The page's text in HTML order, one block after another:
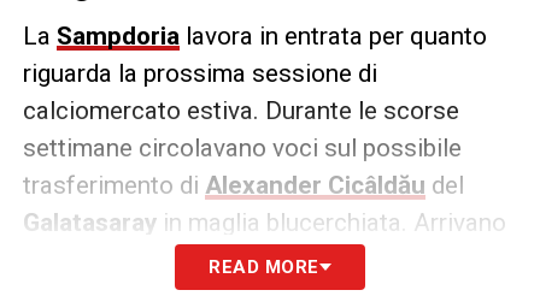
La Sampdorialavora in entrata per quanto
riguarda la prossima sessione di
calciomercato estiva. Durante le scorse
settimane circolavano voci sul possibile
trasferimento di Alexander Cicâldău del
Galatasarayin maglia blucerchiata. Arrivano
le smentite dalla Turchia.
READ MORE